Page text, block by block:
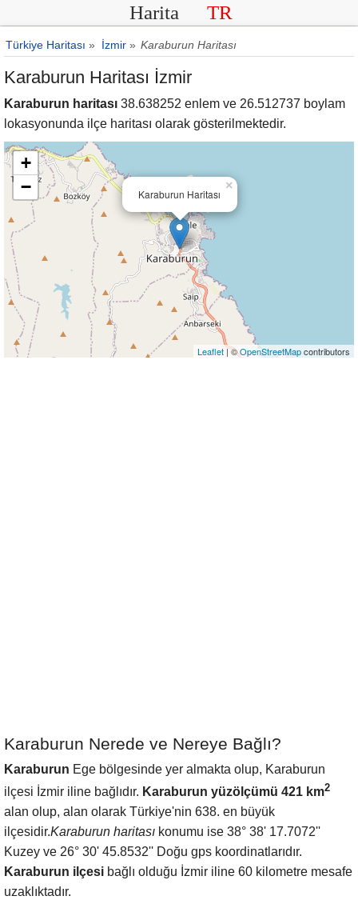
Harita TR
Türkiye Haritası » İzmir » Karaburun Haritası
Karaburun Haritası İzmir
Karaburun haritası 38.638252 enlem ve 26.512737 boylam
lokasyonunda ilçe haritası olarak gösterilmektedir.
Karaburun Haritası
×
+
−
Leaflet| ©OpenStreetMapcontributors
Karaburun Nerede ve Nereye Bağlı?
Karaburun Ege bölgesinde yer almakta olup, Karaburun
ilçesi İzmir iline bağlıdır. Karaburun yüzölçümü 421 km2
alan olup, alan olarak Türkiye'nin 638. en büyük
ilçesidir.Karaburun haritası konumu ise 38° 38' 17.7072''
Kuzey ve 26° 30' 45.8532'' Doğu gps koordinatlarıdır.
Karaburun ilçesi bağlı olduğu İzmir iline 60 kilometre mesafe
uzaklıktadır.